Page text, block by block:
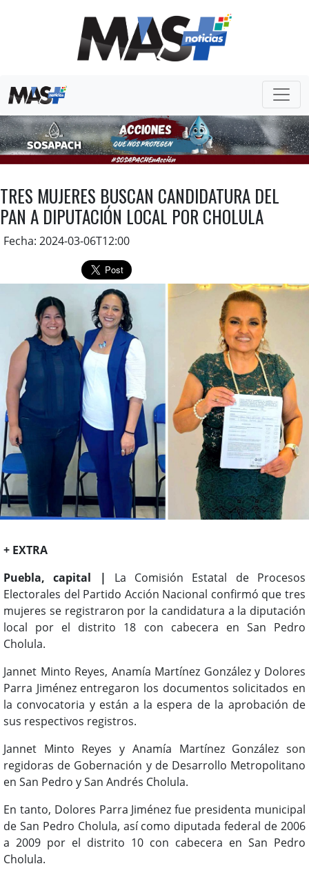
TRES MUJERES BUSCAN CANDIDATURA DEL
PAN A DIPUTACIÓN LOCAL POR CHOLULA
Fecha: 2024-03-06T12:00
+ EXTRA
Puebla, capital |
La Comisión Estatal de Procesos
Electorales del Partido Acción Nacional confirmó que tres
mujeres se registraron por la candidatura a la diputación
local por el distrito 18 con cabecera en San Pedro
Cholula.
Jannet Minto Reyes, Anamía Martínez González y Dolores
Parra Jiménez entregaron los documentos solicitados en
la convocatoria y están a la espera de la aprobación de
sus respectivos registros.
Jannet Minto Reyes y Anamía Martínez González son
regidoras de Gobernación y de Desarrollo Metropolitano
en San Pedro y San Andrés Cholula.
En tanto, Dolores Parra Jiménez fue presidenta municipal
de San Pedro Cholula, así como diputada federal de 2006
a 2009 por el distrito 10 con cabecera en San Pedro
Cholula.